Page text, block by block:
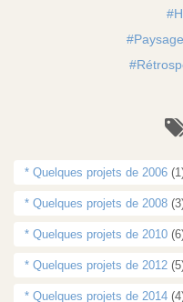
* Quelques projets de 2006
* Quelques projets de 2008
* Quelques projets de 2010
* Quelques projets de 2012
* Quelques projets de 2014